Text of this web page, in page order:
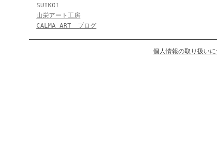
SUIKO1
山栄アート工房
CALMA ART ブログ
個人情報の取り扱い